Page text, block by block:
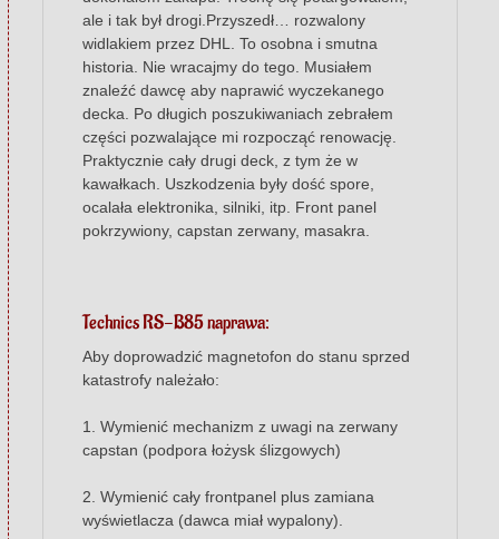
ale i tak był drogi.Przyszedł… rozwalony
widlakiem przez DHL. To osobna i smutna
historia. Nie wracajmy do tego. Musiałem
znaleźć dawcę aby naprawić wyczekanego
decka. Po długich poszukiwaniach zebrałem
części pozwalające mi rozpocząć renowację.
Praktycznie cały drugi deck, z tym że w
kawałkach. Uszkodzenia były dość spore,
ocalała elektronika, silniki, itp. Front panel
pokrzywiony, capstan zerwany, masakra.
Technics RS-B85 naprawa:
Aby doprowadzić magnetofon do stanu sprzed
katastrofy należało:
1. Wymienić mechanizm z uwagi na zerwany
capstan (podpora łożysk ślizgowych)
2. Wymienić cały frontpanel plus zamiana
wyświetlacza (dawca miał wypalony).